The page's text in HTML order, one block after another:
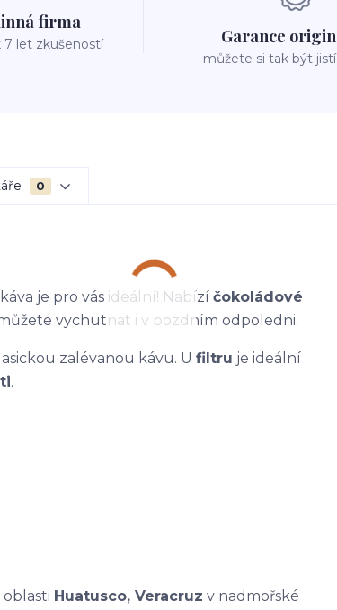
firma
7 let zkušeností Garance
můžete si tak být
0
je pro vás ideální! Nabízí čokoládové
můžete vychutnat i v pozdním odpoledni.
zalévanou kávu. U filtru je ideální
.
oblasti Huatusco, Veracruz v nadmořské